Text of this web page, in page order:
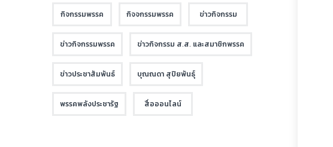
กิจกรรมพรรค กิจจกรรมพรรค ข่าวกิจกรรม
ข่าวกิจกรรมพรรค ข่าวกิจกรรม ส.ส. และสมาชิกพรรค
ข่าวประชาสัมพันธ์ บุณณดา สุปิยพันธุ์
พรรคพลังประชารัฐ สื่อออนไลน์